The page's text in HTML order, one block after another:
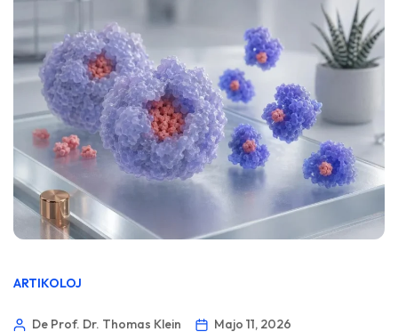
ARTIKOLOJ
De Prof. Dr. Thomas Klein
Majo 11, 2026